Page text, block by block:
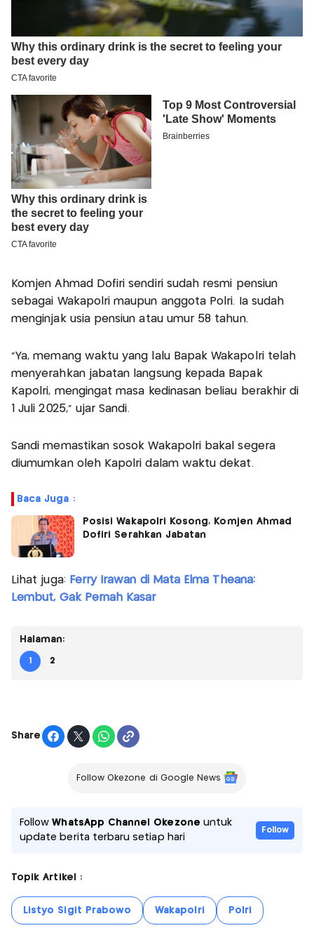
Komjen Ahmad Dofiri sendiri sudah resmi pensiun
sebagai Wakapolri maupun anggota Polri. Ia sudah
menginjak usia pensiun atau umur 58 tahun.
"Ya, memang waktu yang lalu Bapak Wakapolri telah
menyerahkan jabatan langsung kepada Bapak
Kapolri, mengingat masa kedinasan beliau berakhir di
1 Juli 2025," ujar Sandi.
Sandi memastikan sosok Wakapolri bakal segera
diumumkan oleh Kapolri dalam waktu dekat.
Baca Juga :
Posisi Wakapolri Kosong, Komjen Ahmad
Dofiri Serahkan Jabatan
Lihat juga: Ferry Irawan di Mata Elma Theana:
Lembut, Gak Pernah Kasar
Halaman:
1 2
Share
Follow Okezone di Google News
FollowWhatsApp Channel Okezone untuk
update berita terbaru setiap hari
Follow
Topik Artikel :
Listyo Sigit Prabowo Wakapolri Polri